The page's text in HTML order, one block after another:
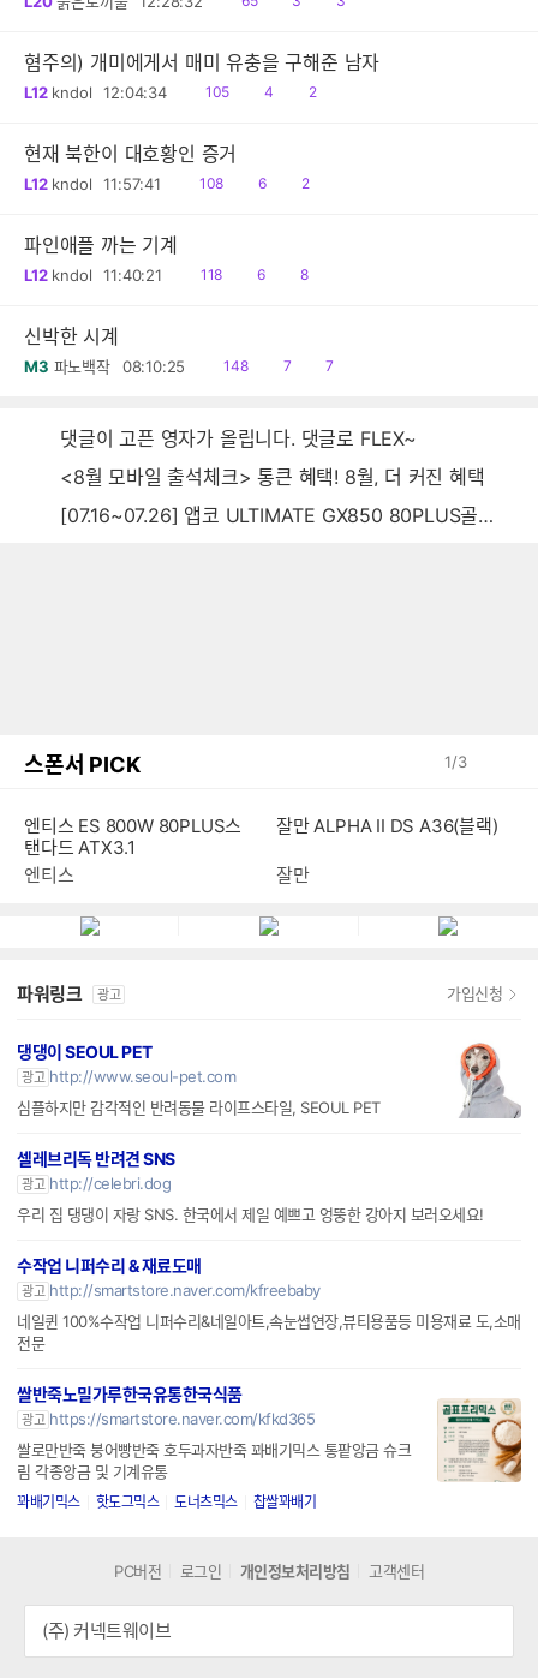
혐주의) 개미에게서 매미 유충을 구해준 남자
L12 kndol 12:04:34
읽
105
공
4
댓
2
현재 북한이 대호황인 증거
L12 kndol 11:57:41
읽
108
공
6
댓
2
파인애플 까는 기계
L12 kndol 11:40:21
읽
118
공
6
댓
8
신박한 시계
M3 파노백작 08:10:25
읽
148
공
7
댓
7
댓글이 고픈 영자가 올립니다. 댓글로 FLEX~
<8월 모바일 출석체크> 통큰 혜택! 8월, 더 커진 혜택
[07.16~07.26] 앱코 ULTIMATE GX850 80PLUS골드 풀모듈러 ATX3.0 블랙
스폰서 PICK 1/3
엔티스 ES 800W 80PLUS스
탠다드 ATX3.1
엔티스
잘만 ALPHA II DS A36(블랙)
잘만
파워링크 광고 가입신청
댕댕이 SEOUL PET
광고 http://www.seoul-pet.com
심플하지만 감각적인 반려동물 라이프스타일, SEOUL PET
셀레브리독 반려견 SNS
광고 http://celebri.dog
우리 집 댕댕이 자랑 SNS. 한국에서 제일 예쁘고 엉뚱한 강아지 보러오세요!
수작업 니퍼수리 & 재료도매
광고 http://smartstore.naver.com/kfreebaby
네일퀸 100%수작업 니퍼수리&네일아트,속눈썹연장,뷰티용품등 미용재료 도,소매
전문
쌀반죽노밀가루한국유통한국식품
광고 https://smartstore.naver.com/kfkd365
쌀로만반죽 붕어빵반죽 호두과자반죽 꽈배기믹스 통팥앙금 슈크
림 각종앙금 및 기계유통
꽈배기믹스 핫도그믹스 도너츠믹스 찹쌀꽈배기
PC버전 로그인 개인정보처리방침 고객센터
(주) 커넥트웨이브